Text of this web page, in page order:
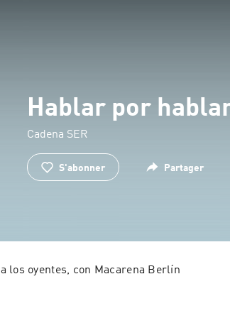
Hablar por
Cadena SER
S'abonner Partager
los oyentes, con Macarena Berlín